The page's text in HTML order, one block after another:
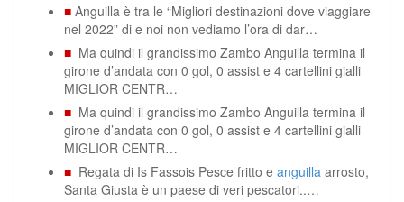
■ Anguilla è tra le “Migliori destinazioni dove viaggiare
nel 2022” di e noi non vediamo l’ora di dar…
■ Ma quindi il grandissimo Zambo Anguilla termina il
girone d’andata con 0 gol, 0 assist e 4 cartellini gialli
MIGLIOR CENTR…
■ Ma quindi il grandissimo Zambo Anguilla termina il
girone d’andata con 0 gol, 0 assist e 4 cartellini gialli
MIGLIOR CENTR…
■ Regata di Is Fassois Pesce fritto e anguilla arrosto,
Santa Giusta è un paese di veri pescatori..…